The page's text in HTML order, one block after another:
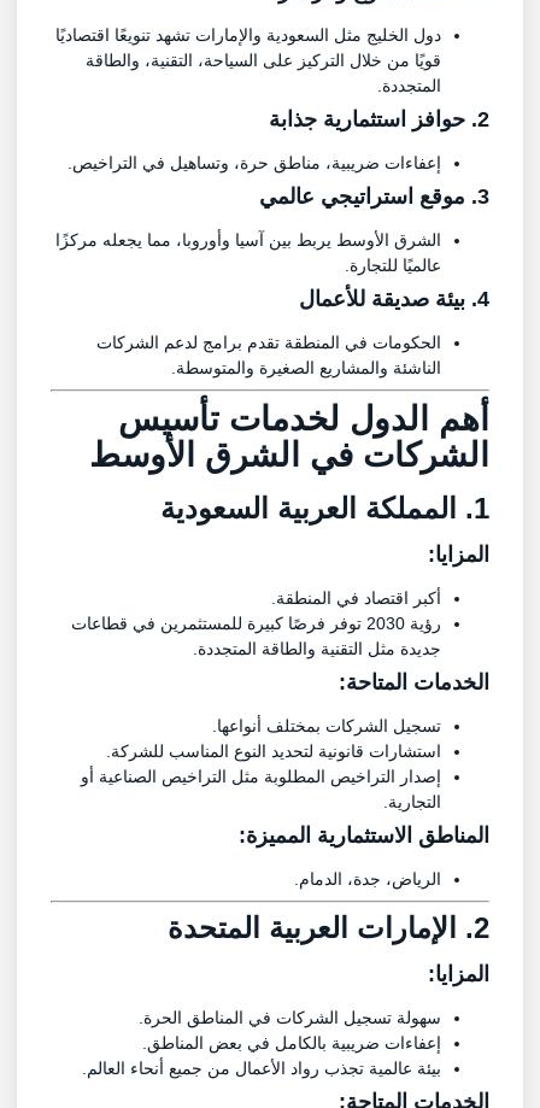
دول الخليج مثل السعودية والإمارات تشهد تنويعًا اقتصاديًا
قويًا من خلال التركيز على السياحة، التقنية، والطاقة
المتجددة.
إعفاءات ضريبية، مناطق حرة، وتساهيل في التراخيص.
الشرق الأوسط يربط بين آسيا وأوروبا، مما يجعله مركزًا
عالميًا للتجارة.
الحكومات في المنطقة تقدم برامج لدعم الشركات
الناشئة والمشاريع الصغيرة والمتوسطة.
أهم الدول لخدماتتأسيس
الشركات في الشرق الأوسط
1. ا لمملكة العربية السعودية
المزايا:
أكبر اقتصاد في المنطقة.
رؤية 2030 توفر فرصًا كبيرة للمستثمرين في قطاعات
جديدة مثل التقنية والطاقة المتجددة.
الخدمات المتاحة:
تسجيل الشركات بمختلف أنواعها.
استشارات قانونية لتحديد النوع المناسب للشركة.
إصدار التراخيص المطلوبة مثل التراخيص الصناعية أو
التجارية.
المناطق الاستثمارية المميزة:
الرياض، جدة، الدمام.
2. ا لإمارات العربية المتحدة
المزايا:
سهولة تسجيل الشركات في المناطق الحرة.
إعفاءات ضريبية بالكامل في بعض المناطق.
بيئة عالمية تجذب رواد الأعمال من جميع أنحاء العالم.
الخدمات المتاحة: